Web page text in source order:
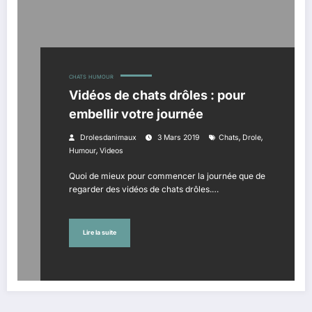
CHATS HUMOUR
Vidéos de chats drôles : pour
embellir votre journée
Drolesdanimaux 3 Mars 2019 Chats, Drole,
Humour, Videos
Quoi de mieux pour commencer la journée que de
regarder des vidéos de chats drôles.…
Lire la suite